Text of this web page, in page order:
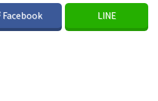
Facebook LINE